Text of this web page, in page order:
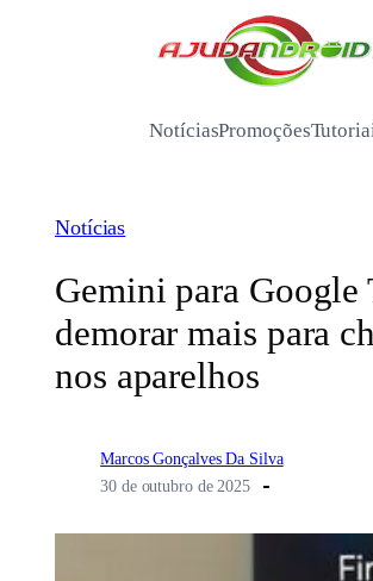
NotíciasPromoções
Notícias
Gemini para Google
demorar mais para
nos aparelhos
Marcos Gonçalves Da Silva
30 de outubro de 2025